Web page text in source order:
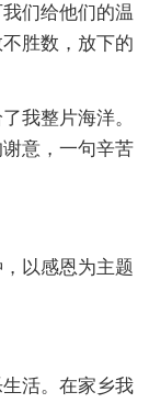
们给他们的温
胜数，放下的
我整片海洋。
意，一句辛苦
以感恩为主题
活。在家乡我